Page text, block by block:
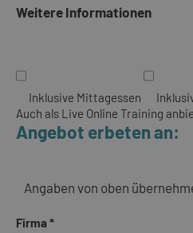
Weitere Informationen
Inklusive Mittagessen
Auch als Live Online Training
Angebot erbeten an:
Firma *